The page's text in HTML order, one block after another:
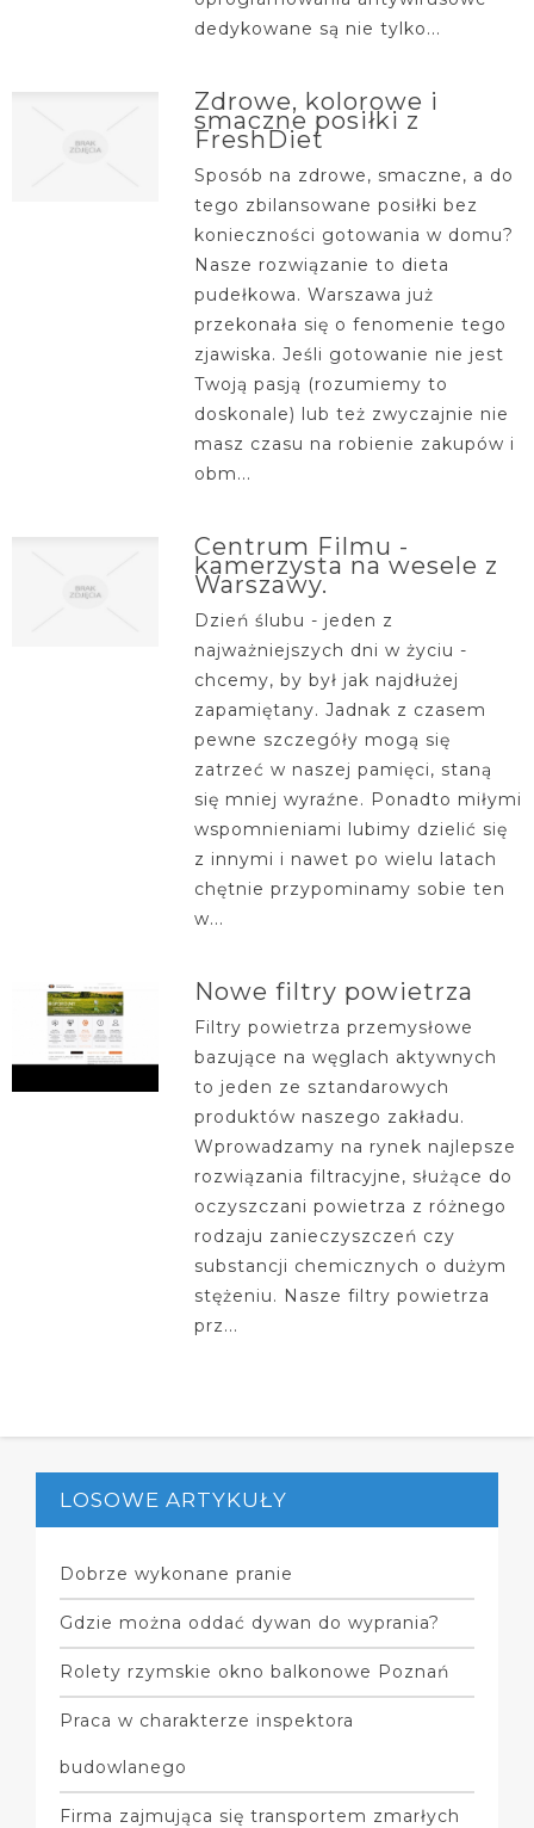
dedykowane są nie tylko...
Zdrowe, kolorowe i
smaczne posiłki z
FreshDiet
Sposób na zdrowe, smaczne, a do
tego zbilansowane posiłki bez
konieczności gotowania w domu?
Nasze rozwiązanie to dieta
pudełkowa. Warszawa już
przekonała się o fenomenie tego
zjawiska. Jeśli gotowanie nie jest
Twoją pasją (rozumiemy to
doskonale) lub też zwyczajnie nie
masz czasu na robienie zakupów i
obm...
Centrum Filmu -
kamerzysta na wesele z
Warszawy.
Dzień ślubu - jeden z
najważniejszych dni w życiu -
chcemy, by był jak najdłużej
zapamiętany. Jadnak z czasem
pewne szczegóły mogą się
zatrzeć w naszej pamięci, staną
się mniej wyraźne. Ponadto miłymi
wspomnieniami lubimy dzielić się
z innymi i nawet po wielu latach
chętnie przypominamy sobie ten
w...
Nowe filtry powietrza
Filtry powietrza przemysłowe
bazujące na węglach aktywnych
to jeden ze sztandarowych
produktów naszego zakładu.
Wprowadzamy na rynek najlepsze
rozwiązania filtracyjne, służące do
oczyszczani powietrza z różnego
rodzaju zanieczyszczeń czy
substancji chemicznych o dużym
stężeniu. Nasze filtry powietrza
prz...
LOSOWE ARTYKUŁY
Dobrze wykonane pranie
Gdzie można oddać dywan do wyprania?
Rolety rzymskie okno balkonowe Poznań
Praca w charakterze inspektora
budowlanego
Firma zajmująca się transportem zmarłych